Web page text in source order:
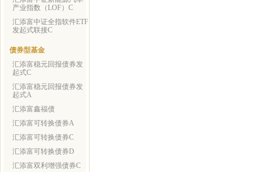
产业指数（LOF）C
汇添富中证全指软件ETF
发起式联接C
债券型基金
汇添富稳元回报债券发
起式C
汇添富稳元回报债券发
起式A
汇添富鑫福债
汇添富可转换债券A
汇添富可转换债券C
汇添富可转换债券D
汇添富双利增强债券C